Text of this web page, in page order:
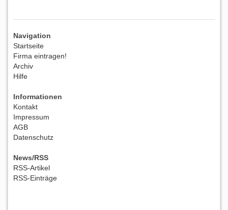
Navigation
Startseite
Firma eintragen!
Archiv
Hilfe
Informationen
Kontakt
Impressum
AGB
Datenschutz
News/RSS
RSS-Artikel
RSS-Einträge